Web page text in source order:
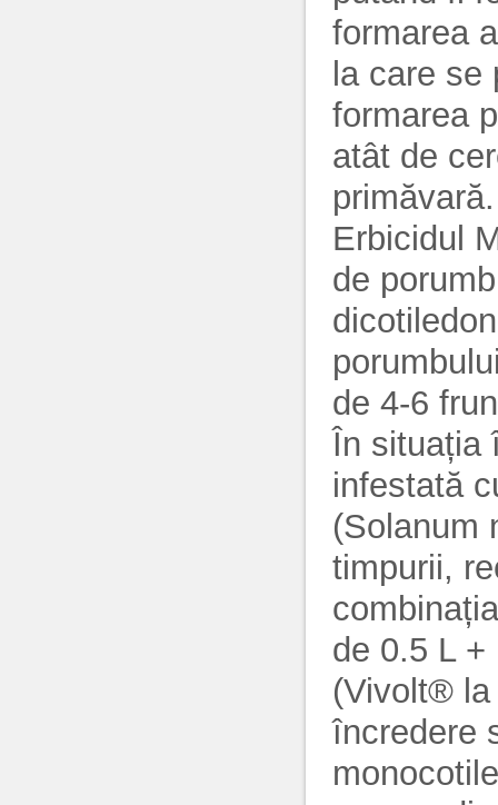
formarea
la care
formarea
atât de
primăvară.
Erbicidul
de
de 4-6
În situația
infestată
(Solanum
timpurii,
de 0.5 L
(Vivolt® la
încredere